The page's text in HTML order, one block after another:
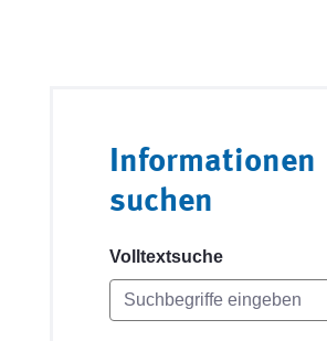
Informationen
suchen
Volltextsuche